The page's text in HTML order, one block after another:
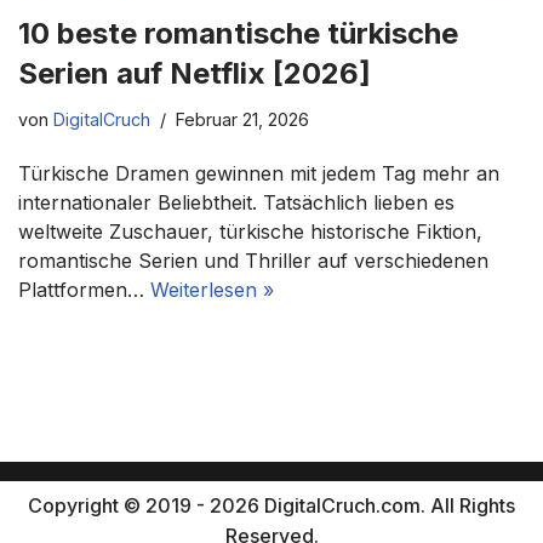
10 beste romantische türkische
Serien auf Netflix [2026]
von DigitalCruch Februar 21, 2026
Türkische Dramen gewinnen mit jedem Tag mehr an
internationaler Beliebtheit. Tatsächlich lieben es
weltweite Zuschauer, türkische historische Fiktion,
romantische Serien und Thriller auf verschiedenen
Plattformen… Weiterlesen »
Copyright © 2019 - 2026 DigitalCruch.com. All Rights
Reserved.